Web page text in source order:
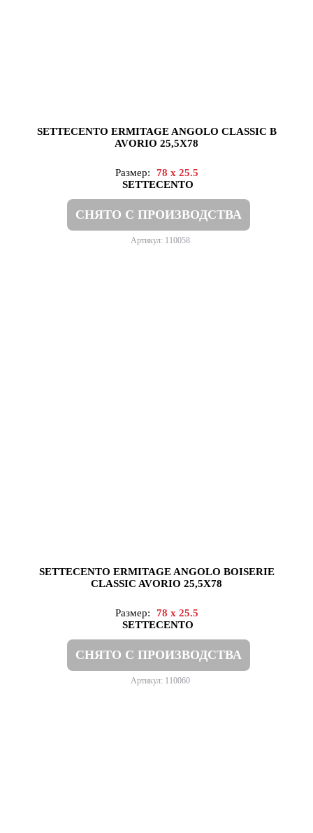
SETTECENTO ERMITAGE ANGOLO CLASSIC B
AVORIO 25,5X78
Размер:
78 x 25.5
SETTECENTO
СНЯТО С ПРОИЗВОДСТВА
Артикул: 110058
SETTECENTO ERMITAGE ANGOLO BOISERIE
CLASSIC AVORIO 25,5X78
Размер:
78 x 25.5
SETTECENTO
СНЯТО С ПРОИЗВОДСТВА
Артикул: 110060